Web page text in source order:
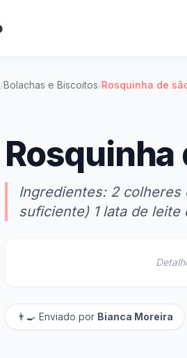
/Bolachas e Biscoitos/Rosquinha de
Rosquinha
Ingredientes: 2
suficiente) 1 lata de leite
👨‍🍳 Enviado por Bianca Moreira